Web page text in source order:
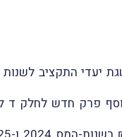
פרק חדש לחלק ד